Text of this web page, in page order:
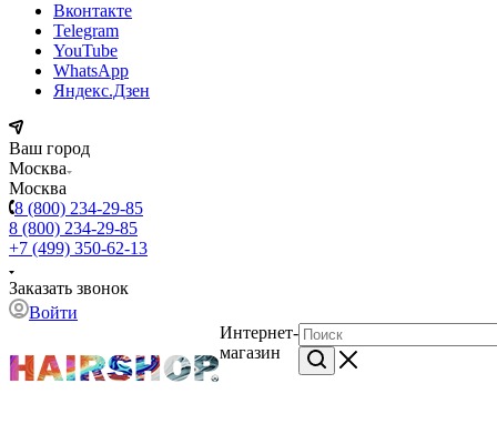
Вконтакте
Telegram
YouTube
WhatsApp
Яндекс.Дзен
Ваш город
Москва
Москва
8 (800) 234-29-85
8 (800) 234-29-85
+7 (499) 350-62-13
Заказать звонок
Войти
Интернет-
магазин